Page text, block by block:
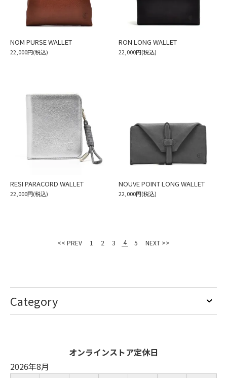
NOM PURSE WALLET
22,000円(税込)
RON LONG WALLET
22,000円(税込)
RESI PARACORD WALLET
22,000円(税込)
NOUVE POINT LONG WALLET
22,000円(税込)
<< PREV 1 2 3 4 5 NEXT >>
Category
オンラインストア定休日
2026年8月